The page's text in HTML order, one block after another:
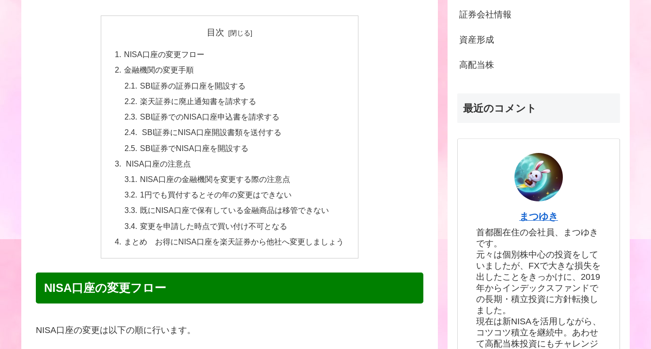
目次
NISA口座の変更フロー
金融機関の変更手順
SBI証券の証券口座を開設する
楽天証券に廃止通知書を請求する
SBI証券でのNISA口座申込書を請求する
SBI証券にNISA口座開設書類を送付する
SBI証券でNISA口座を開設する
NISA口座の注意点
NISA口座の金融機関を変更する際の注意点
1円でも買付するとその年の変更はできない
既にNISA口座で保有している金融商品は移管できない
変更を申請した時点で買い付け不可となる
まとめ お得にNISA口座を楽天証券から他社へ変更しましょう
NISA口座の変更フロー
NISA口座の変更は以下の順に行います。
証券会社情報
資産形成
高配当株
最近のコメント
まつゆき
首都圏在住の会社員、まつゆき
です。
元々は個別株中心の投資をして
いましたが、FXで大きな損失を
出したことをきっかけに、2019
年からインデックスファンドで
の長期・積立投資に方針転換し
ました。
現在は新NISAを活用しながら、
コツコツ積立を継続中。あわせ
て高配当株投資にもチャレンジ